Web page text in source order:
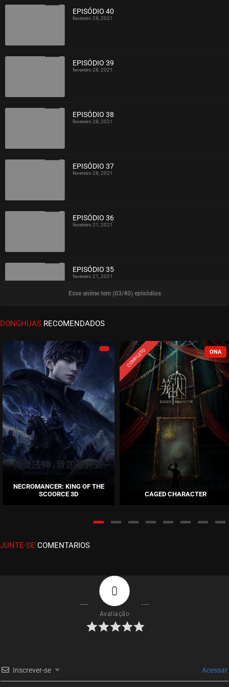
EPISÓDIO 40
fevereiro 28, 2021
EPISÓDIO 39
fevereiro 28, 2021
EPISÓDIO 38
fevereiro 28, 2021
EPISÓDIO 37
fevereiro 28, 2021
EPISÓDIO 36
fevereiro 21, 2021
ASSISTIDO
EPISÓDIO 35
fevereiro 21, 2021
ASSISTIDO
EPISÓDIO 34
ASSISTIDO
EPISÓDIO 33
fevereiro 16, 2021
ASSISTIDO
EPISÓDIO 32
fevereiro 16, 2021
EPISÓDIO 31
fevereiro 16, 2021
ASSISTIDO
EPISÓDIO 29
dezembro 16, 2020
EPISÓDIO 28
EPISÓDIO 27
Esse anime tem (03/40) episódios
DONGHUAS RECOMENDADOS
NECROMANCER: KING OF THE
SCOORCE 3D
COMPLETO
CAGED CHARACTER
JUNTE-SE COMENTARIOS
0
Avaliação
Inscrever-se Acessar